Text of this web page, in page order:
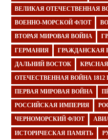
ВЕЛИКАЯ ОТЕЧЕСТВЕННАЯ
ВОЕННО-МОРСКОЙ ФЛОТ
ВТОРАЯ МИРОВАЯ ВОЙНА
ГЕРМАНИЯ ГРАЖДАНСКАЯ
ДАЛЬНИЙ ВОСТОК
ОТЕЧЕСТВЕННАЯ ВОЙНА 1812
ПЕРВАЯ МИРОВАЯ ВОЙНА
РОССИЙСКАЯ ИМПЕРИЯ
ЧЕРНОМОРСКИЙ ФЛОТ
ИСТОРИЧЕСКАЯ ПАМЯТЬ